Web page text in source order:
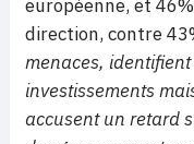
européenne, et
direction, contre
menaces,
investissements
accusent un retard